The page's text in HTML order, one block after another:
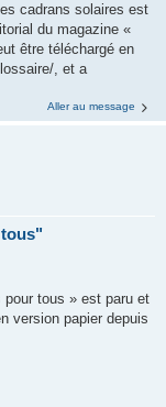
cadrans solaires est
du magazine «
être téléchargé en
, et a
Aller au message
pour tous » est paru et
version papier depuis